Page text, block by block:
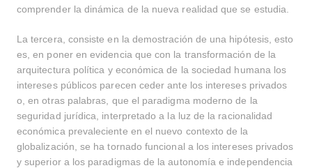
comprender la dinámica de la nueva realidad que se estudia.
La tercera, consiste en la demostración de una hipótesis, esto
es, en poner en evidencia que con la transformación de la
arquitectura política y económica de la sociedad humana los
intereses públicos parecen ceder ante los intereses privados
o, en otras palabras, que el paradigma moderno de la
seguridad jurídica, interpretado a la luz de la racionalidad
económica prevaleciente en el nuevo contexto de la
globalización, se ha tornado funcional a los intereses privados
y superior a los paradigmas de la autonomía e independencia